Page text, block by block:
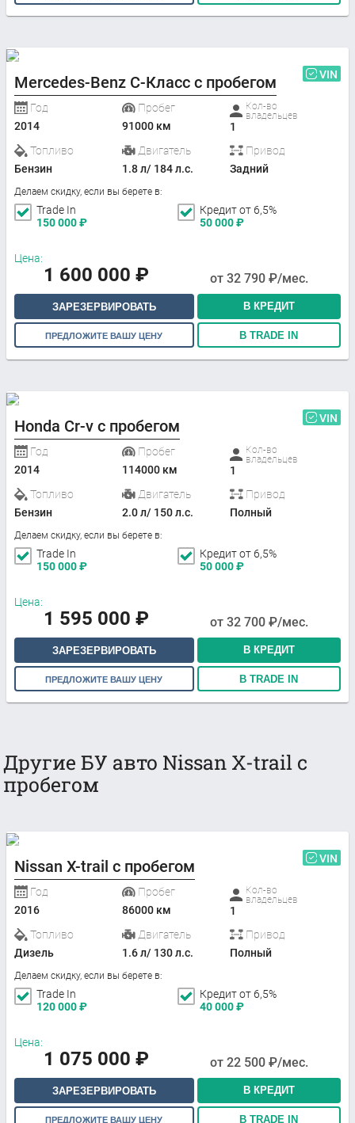
Mercedes-Benz C-Класс с пробегом VIN
Год
2014
Пробег
91000 км
Кол-во
владельцев
1
Топливо
Бензин
Двигатель
1.8 л/ 184 л.с.
Привод
Задний
Делаем скидку, если вы берете в:
Trade In
150 000₽
Кредит от 6,5%
50 000₽
Цена:
1 600 000 ₽ от 32 790 ₽/мес.
ЗАРЕЗЕРВИРОВАТЬ В КРЕДИТ
ПРЕДЛОЖИТЕ ВАШУ ЦЕНУ В TRADE IN
Honda Cr-v с пробегом VIN
Год
2014
Пробег
114000 км
Кол-во
владельцев
1
Топливо
Бензин
Двигатель
2.0 л/ 150 л.с.
Привод
Полный
Делаем скидку, если вы берете в:
Trade In
150 000₽
Кредит от 6,5%
50 000₽
Цена:
1 595 000 ₽ от 32 700 ₽/мес.
ЗАРЕЗЕРВИРОВАТЬ В КРЕДИТ
ПРЕДЛОЖИТЕ ВАШУ ЦЕНУ В TRADE IN
Другие БУ авто Nissan X-trail с
пробегом
Nissan X-trail с пробегом VIN
Год
2016
Пробег
86000 км
Кол-во
владельцев
1
Топливо
Дизель
Двигатель
1.6 л/ 130 л.с.
Привод
Полный
Делаем скидку, если вы берете в:
Trade In
120 000₽
Кредит от 6,5%
40 000₽
Цена:
1 075 000 ₽ от 22 500 ₽/мес.
ЗАРЕЗЕРВИРОВАТЬ В КРЕДИТ
ПРЕДЛОЖИТЕ ВАШУ ЦЕНУ В TRADE IN